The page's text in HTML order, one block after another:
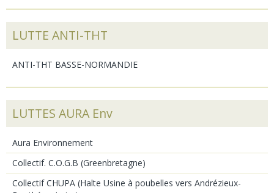
LUTTE ANTI-THT
ANTI-THT BASSE-NORMANDIE
LUTTES AURA Env
Aura Environnement
Collectif. C.O.G.B (Greenbretagne)
Collectif CHUPA (Halte Usine à poubelles vers Andrézieux-